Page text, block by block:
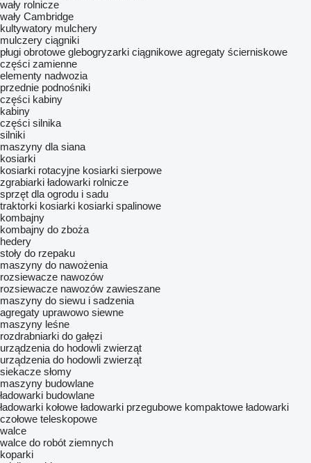
wały rolnicze
wały Cambridge
kultywatory mulchery
mulczery ciągniki
pługi obrotowe glebogryzarki ciągnikowe agregaty ścierniskowe
części zamienne
elementy nadwozia
przednie podnośniki
części kabiny
kabiny
części silnika
silniki
maszyny dla siana
kosiarki
kosiarki rotacyjne kosiarki sierpowe
zgrabiarki ładowarki rolnicze
sprzęt dla ogrodu i sadu
traktorki kosiarki kosiarki spalinowe
kombajny
kombajny do zboża
hedery
stoły do rzepaku
maszyny do nawożenia
rozsiewacze nawozów
rozsiewacze nawozów zawieszane
maszyny do siewu i sadzenia
agregaty uprawowo siewne
maszyny leśne
rozdrabniarki do gałęzi
urządzenia do hodowli zwierząt
urządzenia do hodowli zwierząt
siekacze słomy
maszyny budowlane
ładowarki budowlane
ładowarki kołowe ładowarki przegubowe kompaktowe ładowarki
czołowe teleskopowe
walce
walce do robót ziemnych
koparki